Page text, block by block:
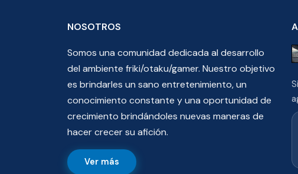
NOSOTROS
Somos una comunidad dedicada al desarrollo
del ambiente friki/otaku/gamer. Nuestro objetivo
es brindarles un sano entretenimiento, un
conocimiento constante y una oportunidad de
crecimiento brindándoles nuevas maneras de
hacer crecer su afición.
Ver más